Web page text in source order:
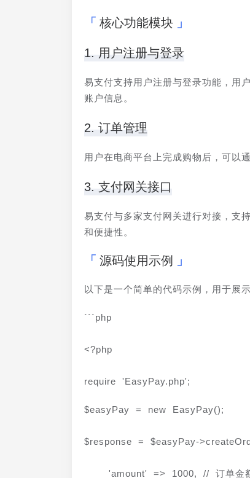
核心功能模块
1. 用户注册与登录
易支付支持用户注册与登录功能，用
账户信息。
2. 订单管理
用户在电商平台上完成购物后，可以
3. 支付网关接口
易支付与多家支付网关进行对接，支
和便捷性。
源码使用示例
以下是一个简单的代码示例，用于展
```php
<?php
require 'EasyPay.php';
$easyPay = new EasyPay();
$response = $easyPay-
'amount' => 1000, // 订单